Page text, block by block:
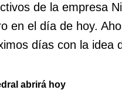
de la empresa
en el día de hoy.
días con la idea
abrirá hoy